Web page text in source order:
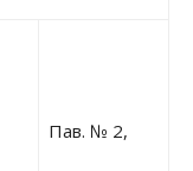
Пав. № 2,